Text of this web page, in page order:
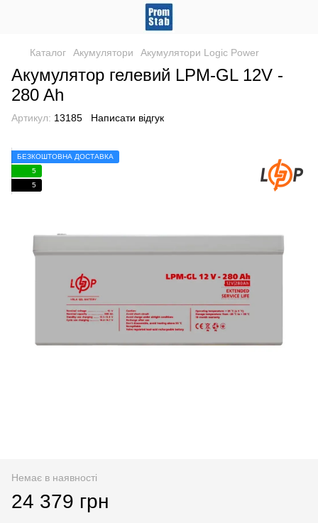
Каталог Акумулятори Акумулятори Logic Power
Акумулятор гелевий LPM-GL 12V -
280 Ah
Артикул: 13185 Написати відгук
БЕЗКОШТОВНА ДОСТАВКА
5
5
Немає в наявності
24 379 грн